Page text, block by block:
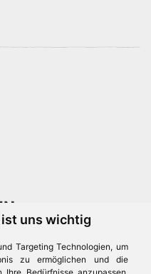
uns wichtig
Targeting Technologien, um
zu ermöglichen und die